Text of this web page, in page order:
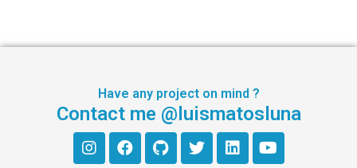
Have any project on mind ?
Contact me @luismatosluna